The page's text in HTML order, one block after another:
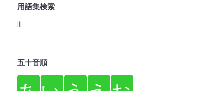
用語集検索
jjj
五十音順